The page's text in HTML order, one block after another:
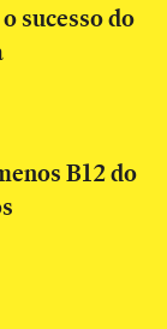
sucesso do
B12 do